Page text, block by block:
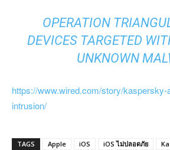
OPERATION
DEVICES TARGETED
UNKNOWN
https://www.wired.com/story/
intrusion/
TAGS Apple iOS iOS ไม่ปลอดภัย